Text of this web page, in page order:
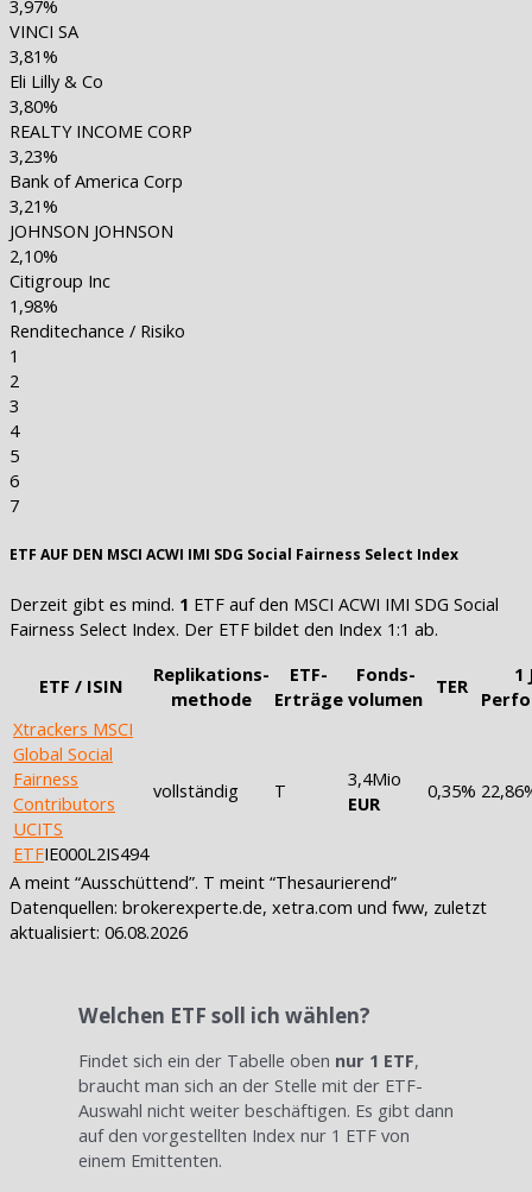
3,97%
VINCI SA
3,81%
Eli Lilly & Co
3,80%
REALTY INCOME CORP
3,23%
Bank of America Corp
3,21%
JOHNSON JOHNSON
2,10%
Citigroup Inc
1,98%
Renditechance / Risiko
1
2
3
4
5
6
7
ETF AUF DEN MSCI ACWI IMI SDG Social Fairness Select Index
Derzeit gibt es mind. 1 ETF auf den MSCI ACWI IMI SDG Social
Fairness Select Index. Der ETF bildet den Index 1:1 ab.
ETF / ISIN
Replikations-
methode
ETF-
Erträge
Fonds-
volumen
TER
1
Xtrackers MSCI
Global Social
Fairness
Contributors
UCITS
ETFIE000L2IS494
vollständig T
3,4Mio
EUR
0,35%
A meint “Ausschüttend”. T meint “Thesaurierend”
Datenquellen: brokerexperte.de, xetra.com und fww, zuletzt
aktualisiert: 06.08.2026
Welchen ETF soll ich wählen?
Findet sich ein der Tabelle oben nur 1 ETF,
braucht man sich an der Stelle mit der ETF-
Auswahl nicht weiter beschäftigen. Es gibt dann
auf den vorgestellten Index nur 1 ETF von
einem Emittenten.